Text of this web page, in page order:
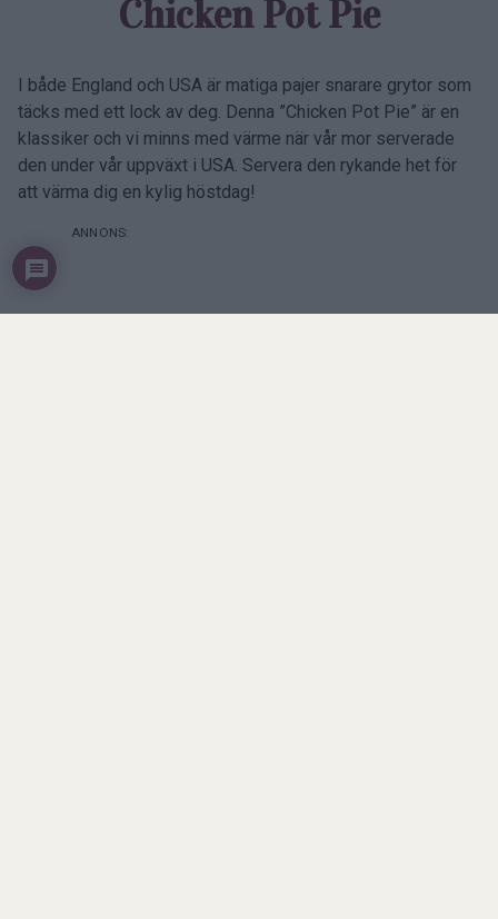
Chicken Pot Pie
I både England och USA är matiga pajer snarare grytor som
täcks med ett lock av deg. Denna ”Chicken Pot Pie” är en
klassiker och vi minns med värme när vår mor serverade
den under vår uppväxt i USA. Servera den rykande het för
att värma dig en kylig höstdag!